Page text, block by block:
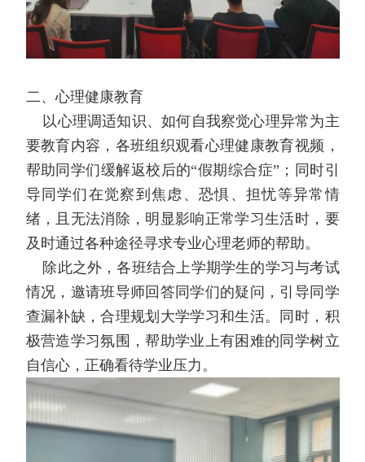
二、心理健康教育
以心理调适知识、如何自我察觉心理异常为主
要教育内容，各班组织观看心理健康教育视频，
帮助同学们缓解返校后的“假期综合症”；同时引
导同学们在觉察到焦虑、恐惧、担忧等异常情
绪，且无法消除，明显影响正常学习生活时，要
及时通过各种途径寻求专业心理老师的帮助。
除此之外，各班结合上学期学生的学习与考试
情况，邀请班导师回答同学们的疑问，引导同学
查漏补缺，合理规划大学学习和生活。同时，积
极营造学习氛围，帮助学业上有困难的同学树立
自信心，正确看待学业压力。